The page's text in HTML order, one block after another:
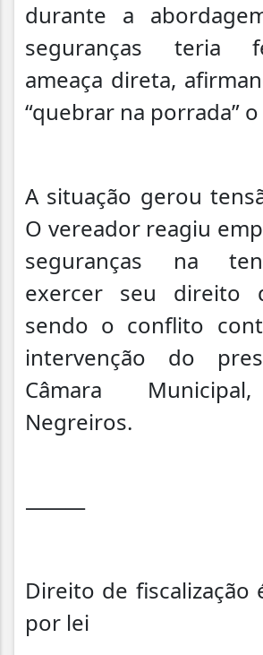
durante a
seguranças teria
ameaça direta,
“quebrar na porrada”
A situação gerou
O vereador reagiu
seguranças na
exercer seu direito
sendo o conflito
intervenção do
Câmara
Negreiros.
⸻
Direito de fiscalização
por lei